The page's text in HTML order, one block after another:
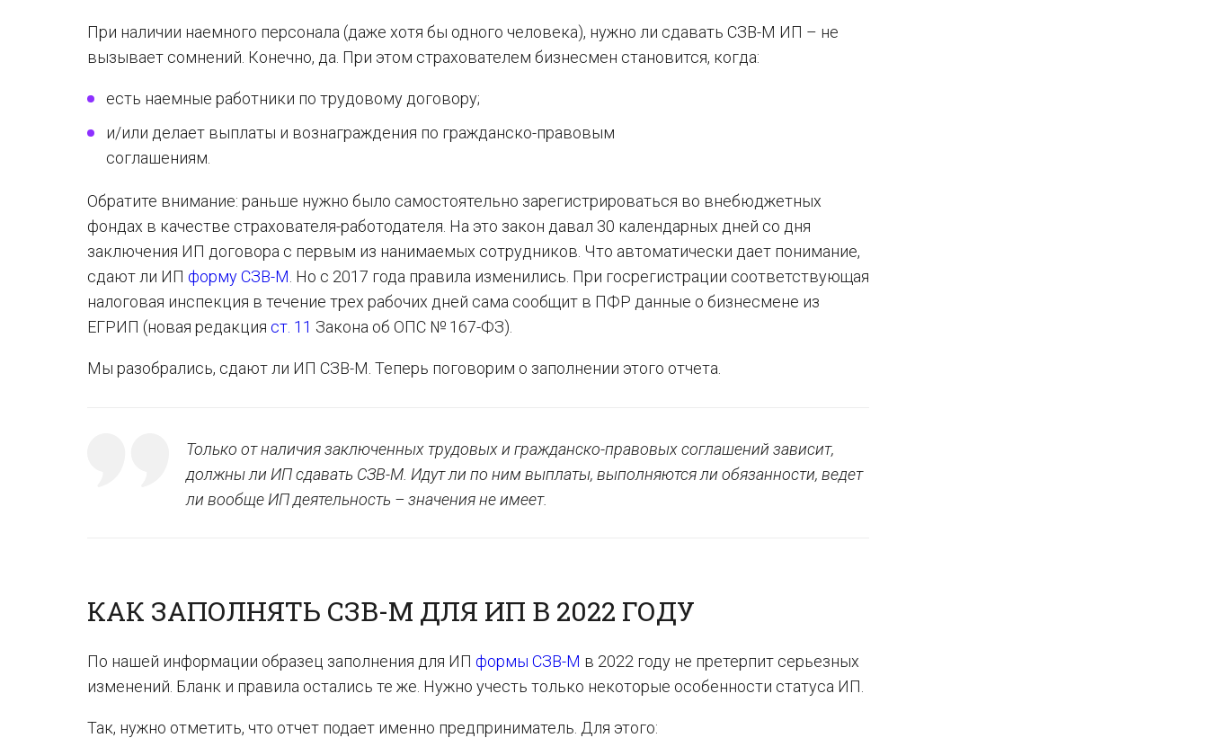
При наличии наемного персонала (даже хотя бы одного человека), нужно ли сдавать СЗВ-М ИП – не
вызывает сомнений. Конечно, да. При этом страхователем бизнесмен становится, когда:
есть наемные работники по трудовому договору;
и/или делает выплаты и вознаграждения по гражданско-правовым
соглашениям.
Обратите внимание: раньше нужно было самостоятельно зарегистрироваться во внебюджетных
фондах в качестве страхователя-работодателя. На это закон давал 30 календарных дней со дня
заключения ИП договора с первым из нанимаемых сотрудников. Что автоматически дает понимание,
сдают ли ИП форму СЗВ-М . Но с 2017 года правила изменились. При госрегистрации соответствующая
налоговая инспекция в течение трех рабочих дней сама сообщит в ПФР данные о бизнесмене из
ЕГРИП (новая редакция ст. 11 Закона об ОПС № 167-ФЗ).
Мы разобрались, сдают ли ИП СЗВ-М. Теперь поговорим о заполнении этого отчета.
Только от наличия заключенных трудовых и гражданско-правовых соглашений зависит,
должны ли ИП сдавать СЗВ-М. Идут ли по ним выплаты, выполняются ли обязанности, ведет
ли вообще ИП деятельность – значения не имеет.
КАК ЗАПОЛНЯТЬ СЗВ-М ДЛЯ ИП В 2022 ГОДУ
По нашей информации образец заполнения для ИП формы СЗВ-М в 2022 году не претерпит серьезных
изменений. Бланк и правила остались те же. Нужно учесть только некоторые особенности статуса ИП.
Так, нужно отметить, что отчет подает именно предприниматель. Для этого: